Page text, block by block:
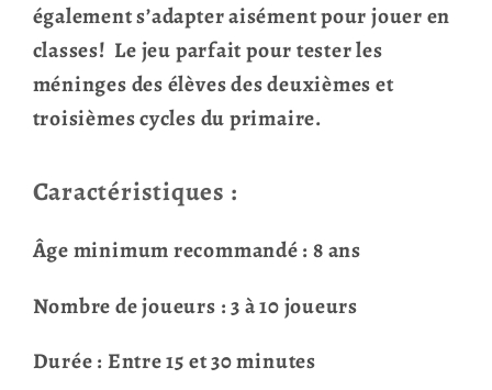
également s’adapter aisément pour jouer en
classes! Le jeu parfait pour tester les
méninges des élèves des deuxièmes et
troisièmes cycles du primaire.
Caractéristiques :
Âge minimum recommandé : 8 ans
Nombre de joueurs : 3 à 10 joueurs
Durée : Entre 15 et 30 minutes